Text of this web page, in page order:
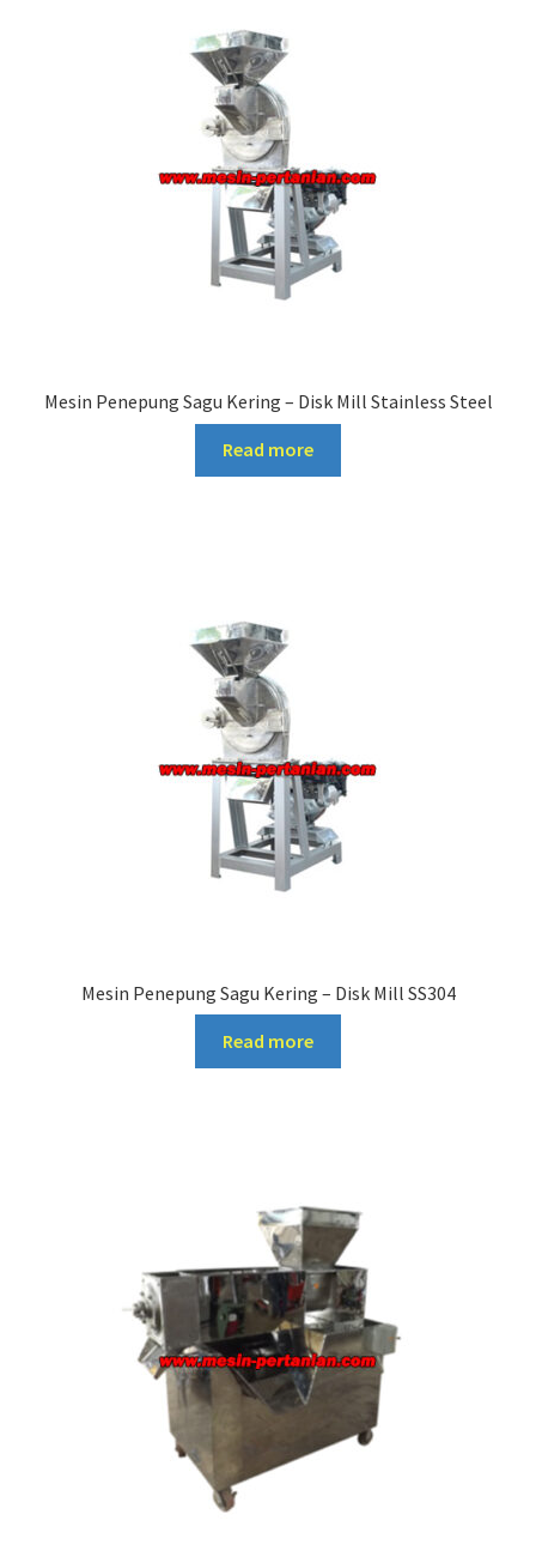
Mesin Penepung Sagu Kering – Disk Mill Stainless Steel
Read more
Mesin Penepung Sagu Kering – Disk Mill SS304
Read more